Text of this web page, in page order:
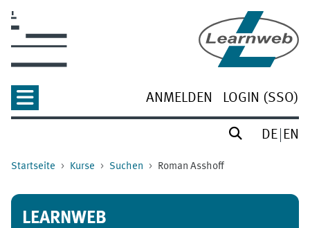
ANMELDEN LOGIN (SSO)
DE EN
Startseite Kurse Suchen Roman Asshoff
LEARNWEB